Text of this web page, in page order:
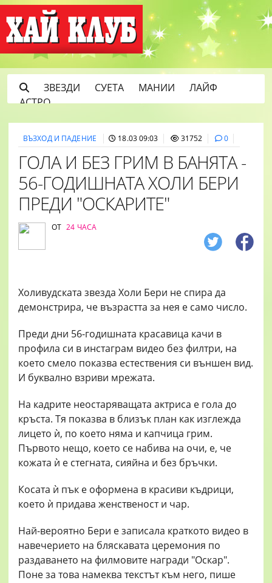
ЗВЕЗДИ СУЕТА МАНИИ
ЛАЙФ
АСТРО
ВЪЗХОД И ПАДЕНИЕ 18.03 09:03 31752 0
ГОЛА И БЕЗ ГРИМ В БАНЯТА -
56-ГОДИШНАТА ХОЛИ БЕРИ
ПРЕДИ "ОСКАРИТЕ"
ОТ 24 ЧАСА
Холивудската звезда Холи Бери не спира да
демонстрира, че възрастта за нея е само число.
Преди дни 56-годишната красавица качи в
профила си в инстаграм видео без филтри, на
което смело показва естествения си външен вид.
И буквално взриви мрежата.
На кадрите неостаряващата актриса е гола до
кръста. Тя показва в близък план как изглежда
лицето ѝ, по което няма и капчица грим.
Първото нещо, което се набива на очи, е, че
кожата ѝ е стегната, сияйна и без бръчки.
Косата ѝ пък е оформена в красиви къдрици,
което ѝ придава женственост и чар.
Най-вероятно Бери е записала краткото видео в
навечерието на бляскавата церемония по
раздаването на филмовите награди "Оскар".
Поне за това намеква текстът към него, пише